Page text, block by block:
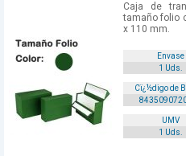
Caja de
tamaño folio
x 110 mm.
Envase
1 Uds.
Cï¿½digo de
UMV
1 Uds.